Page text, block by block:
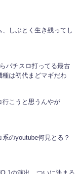
、しぶとく生き残ってし
パチスロ打ってる最古
は初代まどマギだわ
行こうと思うんやが
系のyoutube何見とる？